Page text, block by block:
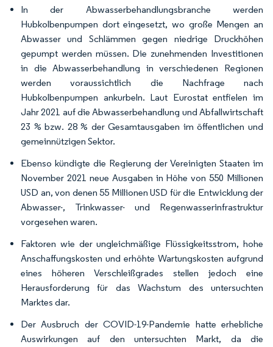
In der Abwasserbehandlungsbranche werden
Hubkolbenpumpen dort eingesetzt, wo große Mengen an
Abwasser und Schlämmen gegen niedrige Druckhöhen
gepumpt werden müssen. Die zunehmenden Investitionen
in die Abwasserbehandlung in verschiedenen Regionen
werden voraussichtlich die Nachfrage nach
Hubkolbenpumpen ankurbeln. Laut Eurostat entfielen im
Jahr 2021 auf die Abwasserbehandlung und Abfallwirtschaft
23 % bzw. 28 % der Gesamtausgaben im öffentlichen und
gemeinnützigen Sektor.
Ebenso kündigte die Regierung der Vereinigten Staaten im
November 2021 neue Ausgaben in Höhe von 550 Millionen
USD an, von denen 55 Millionen USD für die Entwicklung der
Abwasser-, Trinkwasser- und Regenwasserinfrastruktur
vorgesehen waren.
Faktoren wie der ungleichmäßige Flüssigkeitsstrom, hohe
Anschaffungskosten und erhöhte Wartungskosten aufgrund
eines höheren Verschleißgrades stellen jedoch eine
Herausforderung für das Wachstum des untersuchten
Marktes dar.
Der Ausbruch der COVID-19-Pandemie hatte erhebliche
Auswirkungen auf den untersuchten Markt, da die